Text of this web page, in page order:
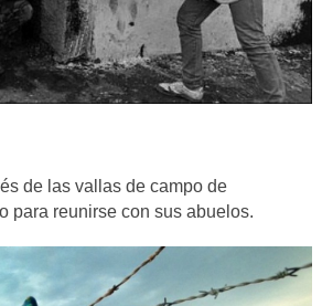
de las vallas de campo de
para reunirse con sus abuelos.